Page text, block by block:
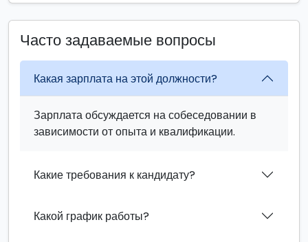
Часто задаваемые вопросы
Какая зарплата на этой должности?
Зарплата обсуждается на собеседовании в
зависимости от опыта и квалификации.
Какие требования к кандидату?
Какой график работы?